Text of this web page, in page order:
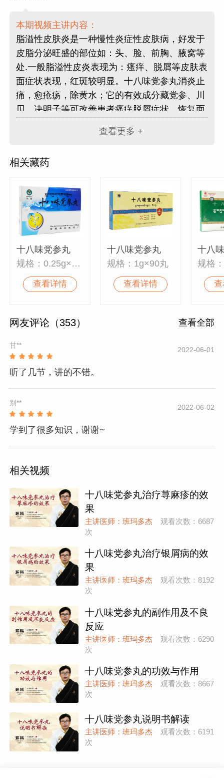
本期视频主讲内容：
脂溢性皮肤炎是一种慢性炎症性皮肤病，好发于
皮脂分泌旺盛的部位如：头、脸、前胸、腋窝等
处.一般脂溢性皮炎表现为：瘙痒、脱屑等皮肤表
面症状表现，红斑较明显。十八味党参丸消炎止
痛，愈疮疡，除黄水；它的有效成分藏党参、川
贝、决明子等可改善患者瘙痒脱屑症状，恢复面
着，苔藓的厚度，对于整个疾病的不适症状治疗
查看更多 +
相关藏药
十八味党参丸
规格：0.25g×60丸
查看详情
十八味党参丸
规格：1g×90丸
查看详情
十八
规格
网友评论（353） 查看全部
甘**
2022-06-01
听了几节，讲的不错。
别**
2022-06-02
学到了很多知识，谢谢~
相关视频
十八味党参丸治疗荨麻疹的效
果
主讲医师：班玛多杰
观看次数：6687
次
十八味党参丸治疗银屑病的效
果
主讲医师：班玛多杰
观看次数：8192
次
十八味党参丸的副作用及不良
反应
主讲医师：班玛多杰
观看次数：6290
次
十八味党参丸的功效与作用
主讲医师：班玛多杰
观看次数：8667
次
十八味党参丸说明书解读
主讲医师：班玛多杰
观看次数：6191
次